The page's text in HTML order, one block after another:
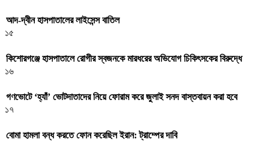
আদ-দ্বীন হাসপাতালের লাইসেন্স বাতিল
১৫
কিশোরগঞ্জে হাসপাতালে রোগীর স্বজনকে মারধরের অভিযোগ চিকিৎসকের বিরুদ্ধে
১৬
গণভোটে ‘হ্যাঁ’ ভোটদাতাদের নিয়ে ফোরাম করে জুলাই সনদ বাস্তবায়ন করা হবে
১৭
বোমা হামলা বন্ধ করতে ফোন করেছিল ইরান: ট্রাম্পের দাবি